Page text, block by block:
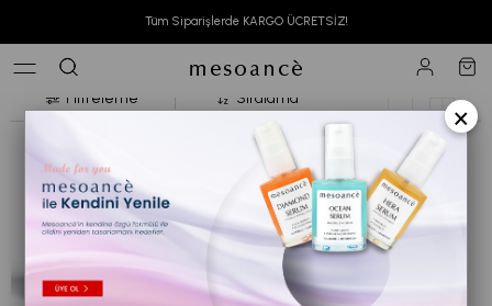
Tüm Siparişlerde KARGO ÜCRETSİZ!
Kremler
Filtreleme Sıralama
×